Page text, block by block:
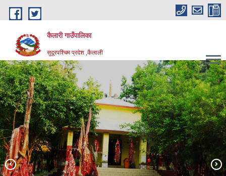
Skip to main content
कैलारी गाउँपालिका
सुदूरपश्चिम प्रदेश ,कैलाली